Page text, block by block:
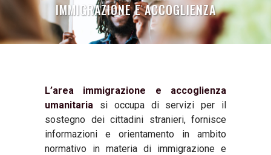
IMMIGRAZIONE E ACCOGLIENZA
L’area immigrazione e accoglienza
umanitaria si occupa di servizi per il
sostegno dei cittadini stranieri, fornisce
informazioni e orientamento in ambito
normativo in materia di immigrazione e